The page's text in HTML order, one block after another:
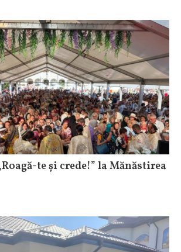
te și crede!” la Mănăstirea